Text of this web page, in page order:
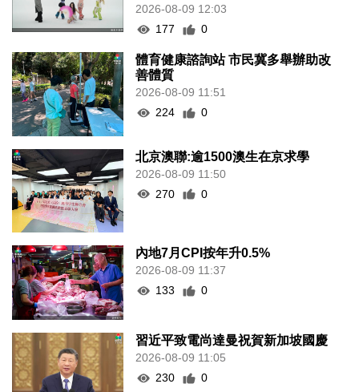
2026-08-09 12:03
177
0
體育健康諮詢站 市民冀多舉辦助改
善體質
2026-08-09 11:51
224
0
北京澳聯:逾1500澳生在京求學
2026-08-09 11:50
270
0
內地7月CPI按年升0.5%
2026-08-09 11:37
133
0
習近平致電尚達曼祝賀新加坡國慶
2026-08-09 11:05
230
0